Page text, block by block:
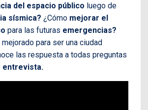
del espacio público luego de
sísmica? ¿Cómo mejorar el
para las futuras emergencias?
para ser una ciudad
las respuesta a todas preguntas
entrevista.